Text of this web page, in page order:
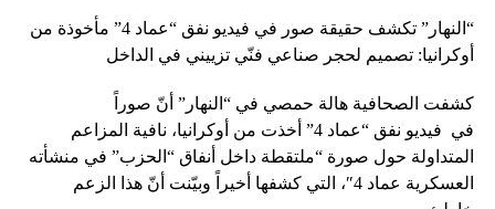
غيره او ان الخطوط تصبح اكثر حماوة، انها أمور فنية. ومنذ
أسبوعين وبسبب النقص في الفيول اضطررنا الى تخفيض الانتاج
من البواخر في الزوق الى الربع، والآن اصبحت الأمور تسير
بانتظام وارساء تنتج نحو 207 ميغاواط”. وقال: “اسراء سلطان
أتت بعد اتفاق مع الدولة اللبنانية لثلاثة اشهر مجانا، وبلغت شركة
كهرباء لبنان رسميا بمغادرتها في 18 تشرين الاول المقبل. وفي
الوقت الحاضر ليس هناك من نقاش حول إمكانية التجديد لها”.
وبعد الجولة أقيم حفل غداء على شرف الصحافيين المشاركين
“النهار” تكشف حقيقة صور في فيديو نفق “عماد 4” مأخوذة من
أوكرانيا: تصميم لحجر صناعي فنّي تزييني في الداخل
كشفت الصحافية هالة حمصي في “النهار” أنّ صوراً
في فيديو
نفق “عماد 4” أخذت من أوكرانيا، نافية المزاعم
المتداولة حول صورة “ملتقطة داخل أنفاق “الحزب” في منشأته
العسكرية عماد 4″، التي كشفها أخيراً وبيّنت أنّ هذا الزعم